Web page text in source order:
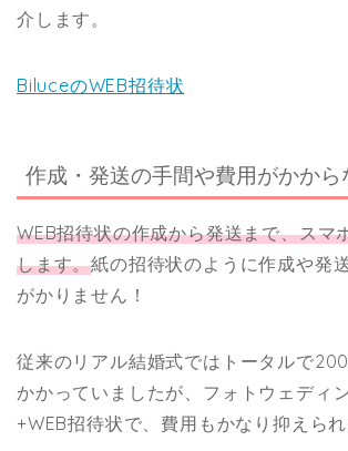
介します。
BiluceのWEB招待状
作成・発送の手間や費用がかから
WEB招待状の作成から発送まで、スマ
します。紙の招待状のように作成や発
がかりません！
従来のリアル結婚式ではトータルで
かかっていましたが、フォトウェディ
+WEB招待状で、費用もかなり抑えられ